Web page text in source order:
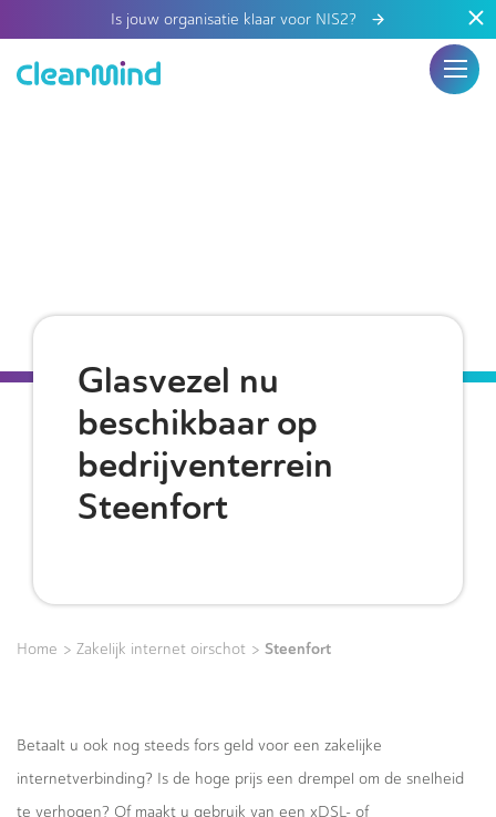
Is jouw organisatie klaar voor NIS2?
Glasvezel nu
beschikbaar op
bedrijventerrein
Steenfort
Home > Zakelijk internet oirschot > Steenfort
Betaalt u ook nog steeds fors geld voor een zakelijke
internetverbinding? Is de hoge prijs een drempel om de snelheid
te verhogen? Of maakt u gebruik van een xDSL- of